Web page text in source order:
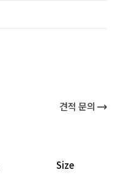
견적 문의
Size